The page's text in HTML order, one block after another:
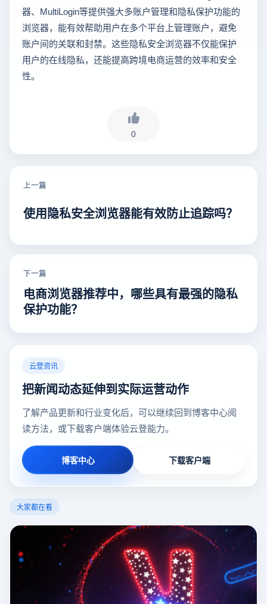
器、MultiLogin等提供强大多账户管理和隐私保护功能的
浏览器，能有效帮助用户在多个平台上管理账户，避免
账户间的关联和封禁。这些隐私安全浏览器不仅能保护
用户的在线隐私，还能提高跨境电商运营的效率和安全
性。
0
上一篇
使用隐私安全浏览器能有效防止追踪吗？
下一篇
电商浏览器推荐中，哪些具有最强的隐私
保护功能？
云登资讯
把新闻动态延伸到实际运营动作
了解产品更新和行业变化后，可以继续回到博客中心阅
读方法，或下载客户端体验云登能力。
博客中心 下载客户端
大家都在看